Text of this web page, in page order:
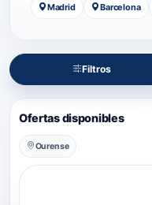
Madrid Barcelona
Filtros
Ofertas disponibles
Ourense